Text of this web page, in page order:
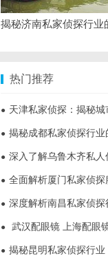
热门推荐
● 天津私家侦探：揭秘
● 揭秘成都私家侦探行业
● 深入了解乌鲁木齐私人侦
● 全面解析厦门私家侦探服
● 深度解析南昌私家侦探
● 武汉配眼镜 上海配眼
● 揭秘昆明私家侦探行业：